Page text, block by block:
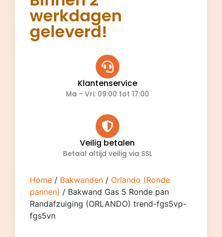
werkdagen
geleverd!
Klantenservice
Ma - Vri: 09:00 tot 17:00
Veilig betalen
Betaal altijd veilig via SSL
Home / Bakwanden / Orlando (Ronde
pannen) / Bakwand Gas 5 Ronde pan
Randafzuiging (ORLANDO) trend-fgs5vp-
fgs5vn